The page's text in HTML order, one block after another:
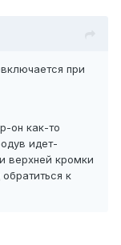
при
он как-то
идет-
верхней кромки
к